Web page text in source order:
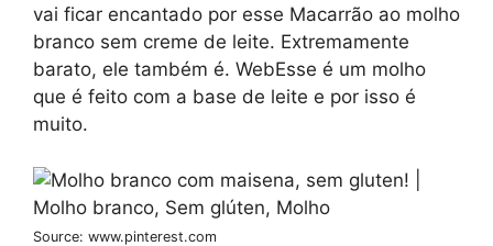
vai ficar encantado por esse Macarrão ao molho
branco sem creme de leite. Extremamente
barato, ele também é. WebEsse é um molho
que é feito com a base de leite e por isso é
muito.
Source: www.pinterest.com